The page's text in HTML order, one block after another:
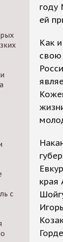
с
году
ей
Как
свою
края